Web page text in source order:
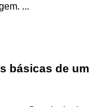
...
básicas de um